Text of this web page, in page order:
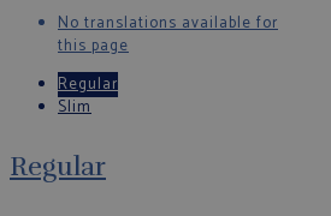
No translations available for
this page
Regular
Slim
Regular